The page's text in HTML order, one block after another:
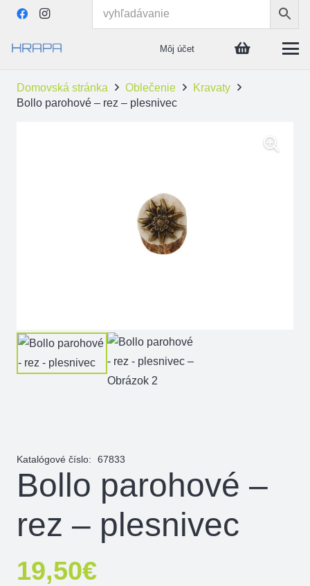
Môj účet
Domovská stránka Oblečenie
Kravaty
Bollo parohové – rez – plesnivec
Katalógové číslo: 67833
Bollo parohové –
rez – plesnivec
19,50€